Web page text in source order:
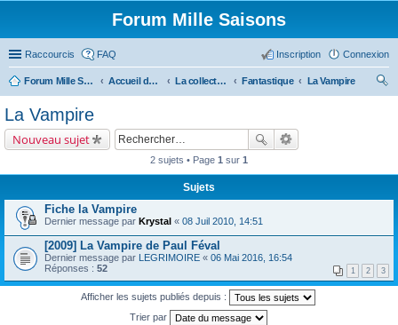
Forum Mille Saisons
Raccourcis FAQ Connexion
Inscription
Forum Mille Saisons Accueil du forum La collection Mille Saisons Fantastique
La Vampire
La Vampire
Nouveau sujet
2 sujets • Page 1 sur 1
Sujets
Fiche la Vampire
Dernier message par Krystal « 08 Juil 2010, 14:51
[2009] La Vampire de Paul Féval
Dernier message par LEGRIMOIRE « 06 Mai 2016, 16:54
Réponses : 52 1 2 3
Afficher les sujets publiés depuis :
Trier par